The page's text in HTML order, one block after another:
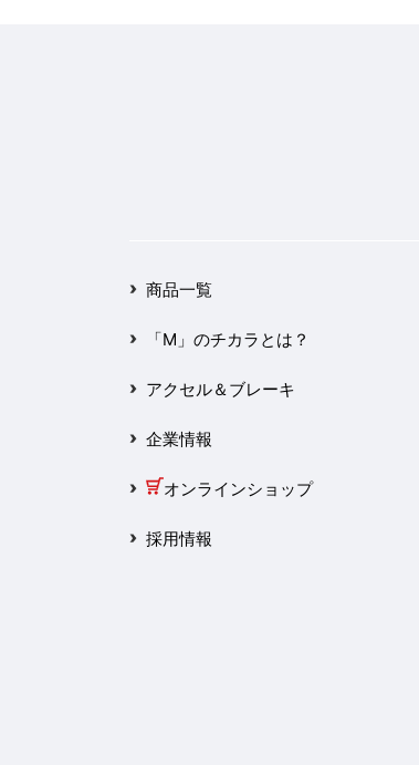
2025年1月
2024年12月
2024年11月
2024年10月
商品一覧
「M」のチカラとは？
アクセル＆ブレーキ
企業情報
オンラインショップ
採用情報